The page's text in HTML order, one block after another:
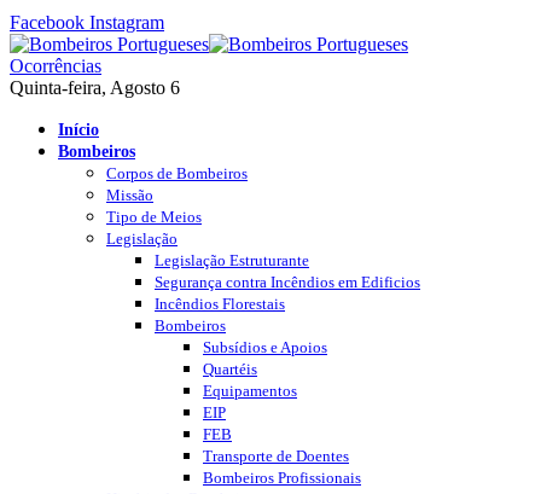
Facebook Instagram
Ocorrências
Quinta-feira, Agosto 6
Início
Bombeiros
Corpos de Bombeiros
Missão
Tipo de Meios
Legislação
Legislação Estruturante
Segurança contra Incêndios em Edificios
Incêndios Florestais
Bombeiros
Subsídios e Apoios
Quartéis
Equipamentos
EIP
FEB
Transporte de Doentes
Bombeiros Profissionais